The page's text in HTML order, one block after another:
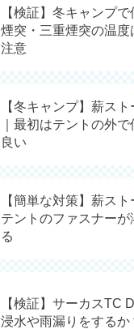
【検証】冬キャンプ
煙突・三重煙突の温度
注意
【冬キャンプ】薪ス
｜最初はテントの外
良い
【簡単な対策】薪ス
テントのファスナー
る
【検証】サーカスTC
浸水や雨漏りをするか